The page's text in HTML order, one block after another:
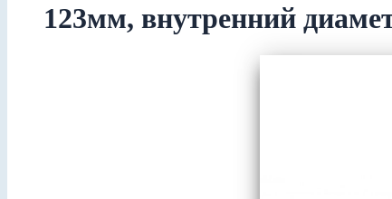
123мм, внутренний